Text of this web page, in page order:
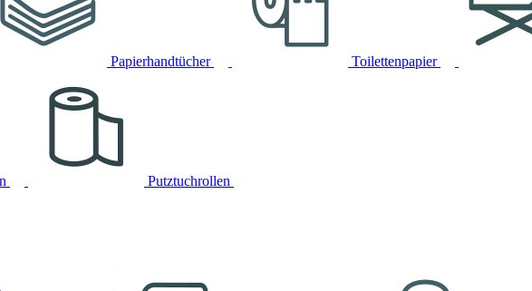
Papierhandtücher Toilettenpapier
Putztuchrollen